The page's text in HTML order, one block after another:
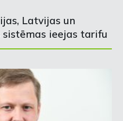
Latvijas un
sistēmas ieejas tarifu